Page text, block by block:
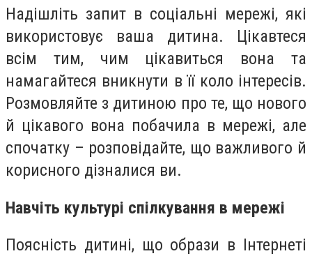
Надішліть запит в соціальні мережі, які
використовує ваша дитина. Цікавтеся
всім тим, чим цікавиться вона та
намагайтеся вникнути в її коло інтересів.
Розмовляйте з дитиною про те, що нового
й цікавого вона побачила в мережі, але
спочатку – розповідайте, що важливого й
корисного дізналися ви.
Навчіть культурі спілкування в мережі
Поясність дитині, що образи в Інтернеті